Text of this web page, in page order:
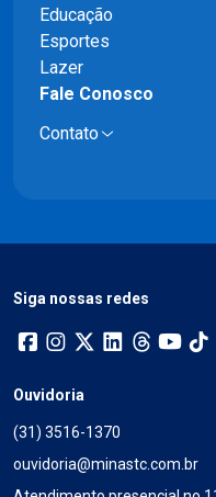
Educação
Esportes
Lazer
Fale Conosco
Contato
Siga nossas redes
Ouvidoria
(31) 3516-1370
ouvidoria@minastc.com.br